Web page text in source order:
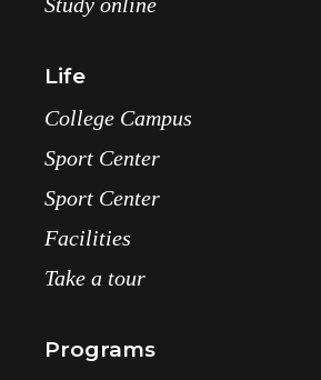
Life
College Campus
Sport Center
Sport Center
Facilities
Take a tour
Programs